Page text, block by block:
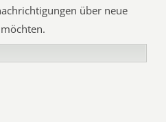
über neue